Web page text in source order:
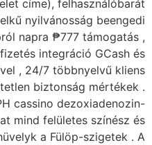
címe), felhasználóbarát
nyilvánosság beengedi
napra ₱777 támogatás ,
integráció GCash és
, 24/7 többnyelvű kliens
biztonság mértékek .
cassino dezoxiadenozin-
mind felületes színész és
a Fülöp-szigetek . A